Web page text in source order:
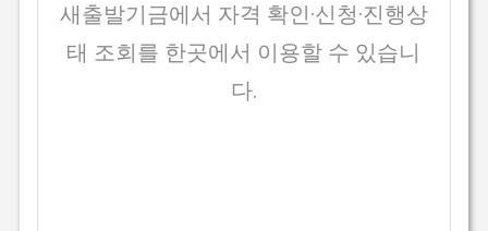
새출발기금에서 자격 확인·신청·진행상
태 조회를 한곳에서 이용할 수 있습니
다.